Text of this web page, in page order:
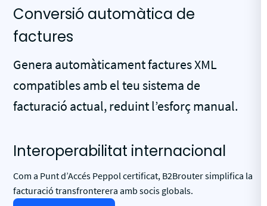
Conversió automàtica de
factures
Genera automàticament factures XML
compatibles amb el teu sistema de
facturació actual, reduint l’esforç manual.
Interoperabilitat internacional
Com a Punt d’Accés Peppol certificat, B2Brouter simplifica la
facturació transfronterera amb socis globals.